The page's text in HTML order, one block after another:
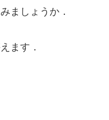
ましょうか．
ます．